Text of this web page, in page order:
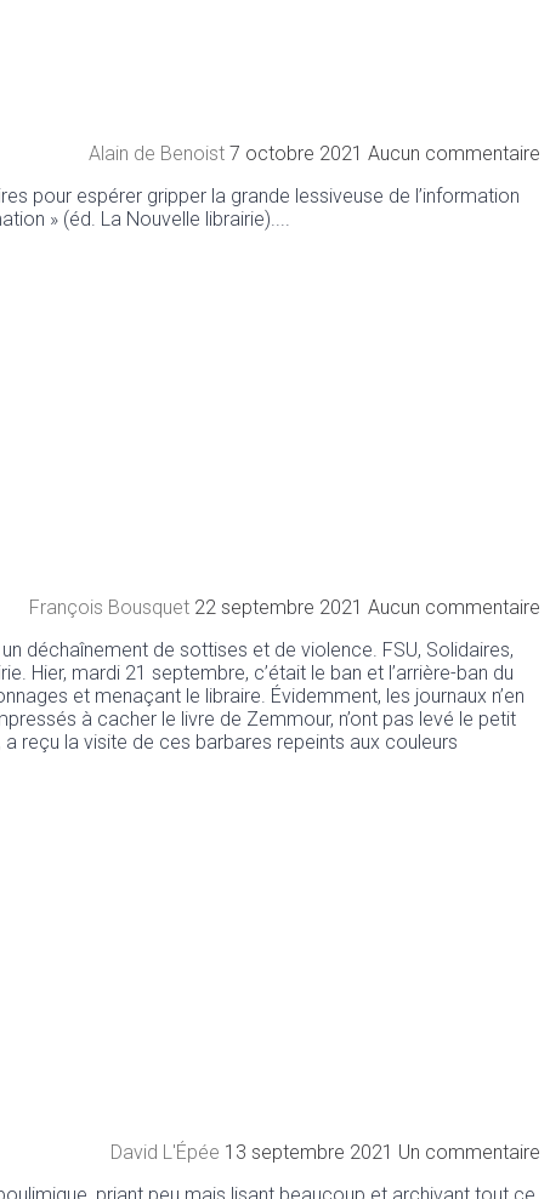
Alain de Benoist 7 octobre 2021 Aucun commentaire
pour espérer gripper la grande lessiveuse de l’information
» (éd. La Nouvelle librairie).
François Bousquet 22 septembre 2021 Aucun commentaire
déchaînement de sottises et de violence. FSU, Solidaires,
Hier, mardi 21 septembre, c’était le ban et l’arrière-ban du
et menaçant le libraire. Évidemment, les journaux n’en
à cacher le livre de Zemmour, n’ont pas levé le petit
reçu la visite de ces barbares repeints aux couleurs
David L'Épée 13 septembre 2021 Un commentaire